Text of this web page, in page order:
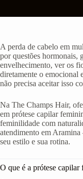
A perda de cabelo em
por questões hormonais,
envelhecimento, ver os
diretamente o emocional
não precisa aceitar isso
Na The Champs Hair,
em prótese capilar
feminilidade com
atendimento em Aramina
seu estilo e sua rotina.
O que é a prótese capilar